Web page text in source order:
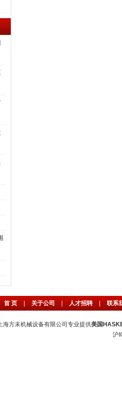
首 页 关于公司 人才招聘 联系
海方未机械设备有限公司专业提供美国
沪